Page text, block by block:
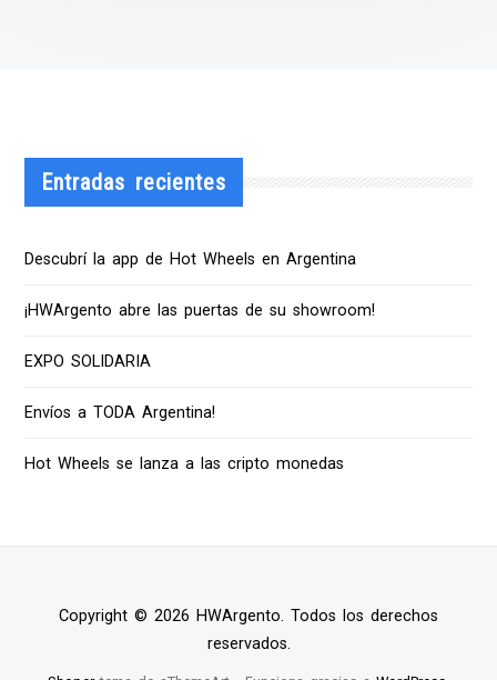
Entradas recientes
Descubrí la app de Hot Wheels en Argentina
¡HWArgento abre las puertas de su showroom!
EXPO SOLIDARIA
Envíos a TODA Argentina!
Hot Wheels se lanza a las cripto monedas
Copyright © 2026 HWArgento. Todos los derechos
reservados.